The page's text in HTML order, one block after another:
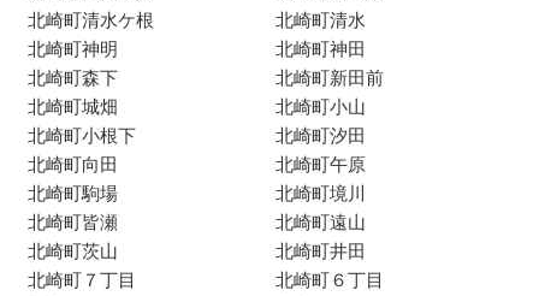
北崎町清水ケ根
北崎町清水
北崎町神明
北崎町神田
北崎町森下
北崎町新田前
北崎町城畑
北崎町小山
北崎町小根下
北崎町汐田
北崎町向田
北崎町午原
北崎町駒場
北崎町境川
北崎町皆瀬
北崎町遠山
北崎町茨山
北崎町井田
北崎町７丁目
北崎町６丁目